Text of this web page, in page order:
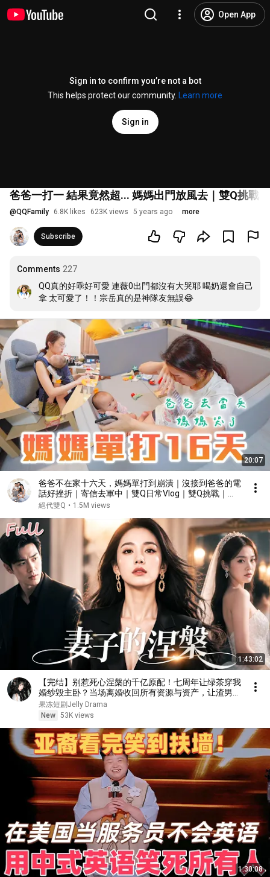
Open App
Sign in to confirm you’re not a bot
This helps protect our community.
Learn more
Sign in
爸爸一打一 結果竟然超... 媽媽出門放風去｜雙Q挑戰
@QQFamily 6.8K likes 623K views 5 years ago more
Subscribe
Comments 227
QQ真的好乖好可愛 連薇0出門都沒有大哭耶 喝奶還會自己
拿 太可愛了！！宗岳真的是神隊友無誤😂
20:07
爸爸不在家十六天，媽媽單打到崩潰｜沒接到爸爸的電
話好挫折｜寄信去軍中｜雙Q日常Vlog｜雙Q挑戰｜絕
代雙Q
絕代雙Q • 1.5M views
1:43:02
【完结】别惹死心涅槃的千亿原配！七周年让绿茶穿我
婚纱毁主卧？当场离婚收回所有资源与资产，让渣男贱
女直接露宿街头！
果冻短剧Jelly Drama
New 53K views
1:30:08